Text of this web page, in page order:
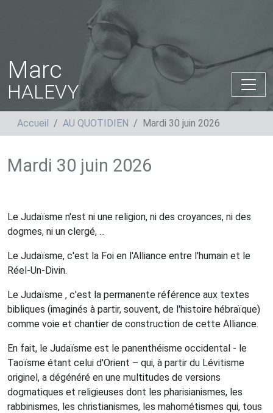
Marc
HALEVY
Accueil AU QUOTIDIEN Mardi 30 juin 2026
Mardi 30 juin 2026
Le Judaïsme n'est ni une religion, ni des croyances, ni des
dogmes, ni un clergé, ...
Le Judaïsme, c'est la Foi en l'Alliance entre l'humain et le
Réel-Un-Divin.
Le Judaïsme , c'est la permanente référence aux textes
bibliques (imaginés à partir, souvent, de l'histoire hébraïque)
comme voie et chantier de construction de cette Alliance.
En fait, le Judaïsme est le panenthéisme occidental - le
Taoïsme étant celui d'Orient – qui, à partir du Lévitisme
originel, a dégénéré en une multitudes de versions
dogmatiques et religieuses dont les pharisianismes, les
rabbinismes, les christianismes, les mahométismes qui, tous